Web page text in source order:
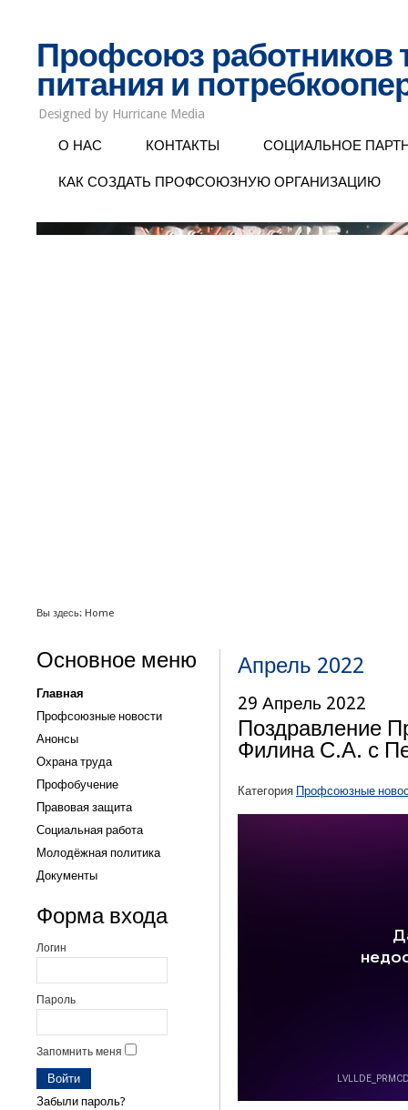
Профсоюз работников
питания и
Designed by Hurricane Media
О НАС КОНТАКТЫ СОЦИАЛЬНОЕ
КАК СОЗДАТЬ ПРОФСОЮЗНУЮ ОРГАНИЗАЦИЮ
Вы здесь: Home
Основное меню
Главная
Профсоюзные новости
Анонсы
Охрана труда
Профобучение
Правовая защита
Социальная работа
Молодёжная политика
Документы
Форма входа
Логин
Пароль
Запомнить меня
Забыли пароль?
Апрель 2022
29 Апрель 2022
Поздравление
Филина С.А. с
Категория Профсоюзные